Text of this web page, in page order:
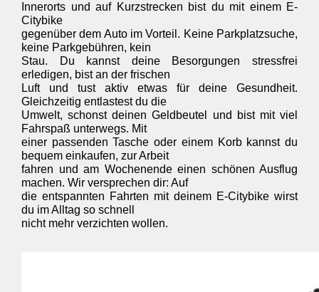
Innerorts und auf Kurzstrecken bist du mit einem E-
Citybike
gegenüber dem Auto im Vorteil. Keine Parkplatzsuche,
keine Parkgebühren, kein
Stau. Du kannst deine Besorgungen stressfrei
erledigen, bist an der frischen
Luft und tust aktiv etwas für deine Gesundheit.
Gleichzeitig entlastest du die
Umwelt, schonst deinen Geldbeutel und bist mit viel
Fahrspaß unterwegs. Mit
einer passenden Tasche oder einem Korb kannst du
bequem einkaufen, zur Arbeit
fahren und am Wochenende einen schönen Ausflug
machen. Wir versprechen dir: Auf
die entspannten Fahrten mit deinem E-Citybike wirst
du im Alltag so schnell
nicht mehr verzichten wollen.